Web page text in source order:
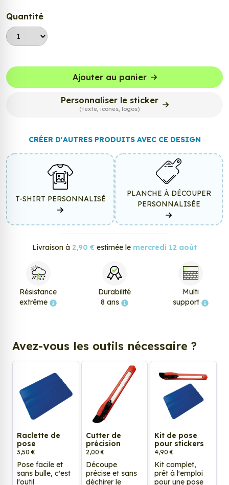
Quantité
Ajouter au panier
Personnaliser le sticker
(texte, icônes, logos)
CRÉER D'AUTRES PRODUITS AVEC CE DESIGN
T-SHIRT PERSONNALISÉ
PLANCHE À DÉCOUPER
PERSONNALISÉE
Livraison à 2,90 € estimée le mercredi 12 août
Résistance
extrême
Durabilité
8 ans
Multi
support
Avez-vous les outils nécessaire ?
Raclette de
pose
3,50 €
Pose facile et
sans bulle, c'est
l'outil
Cutter de
précision
2,00 €
Découpe
précise et sans
déchirer le
Kit de pose
pour stickers
4,90 €
Kit complet,
prêt à l'emploi
pour une pose